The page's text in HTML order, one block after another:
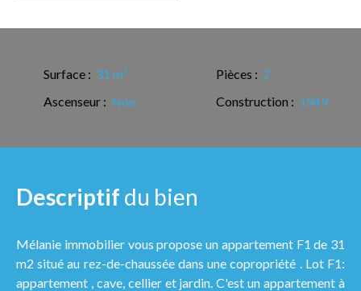
Surface : 31 m² Pièces : 2
Ascenseur : Non Construction : 1949
Descriptif du bien
Mélanie immobilier vous propose un appartement F1 de 31
m2 situé au rez-de-chaussée dans une copropriété . Lot F1:
appartement , cave, cellier et jardin. C'est un appartement à